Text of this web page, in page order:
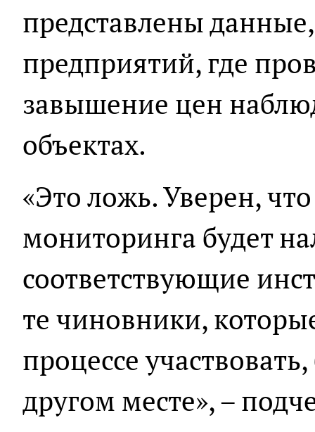
представлены
предприятий, где
завышение цен
объектах.
«Это ложь. Уверен,
мониторинга будет
соответствующие
те чиновники,
процессе
другом месте», –